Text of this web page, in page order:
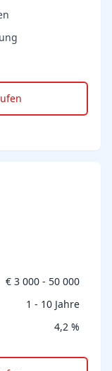
€ 3 000 - 50 000
1 - 10 Jahre
4,2 %